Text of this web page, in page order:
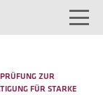
ZUR
FÜR STARKE